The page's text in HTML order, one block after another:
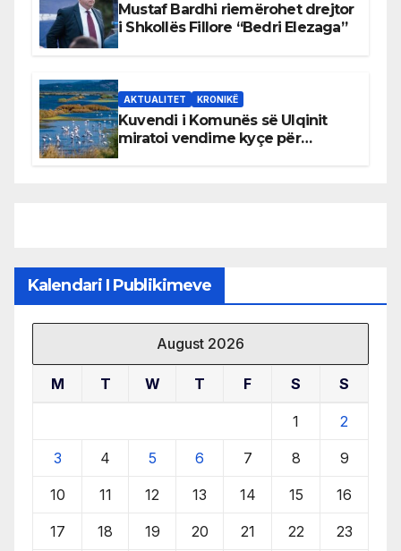
Mustaf Bardhi riemërohet drejtor
i Shkollës Fillore “Bedri Elezaga”
AKTUALITET KRONIKË
Kuvendi i Komunës së Ulqinit
miratoi vendime kyçe për
Kalendari I Publikimeve
August 2026
M T W T F S S
1 2
3 4 5 6 7 8 9
10 11 12 13 14 15 16
17 18 19 20 21 22 23